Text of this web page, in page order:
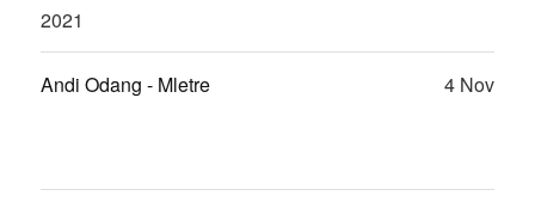
2021
Andi Odang - Mletre 4 Nov